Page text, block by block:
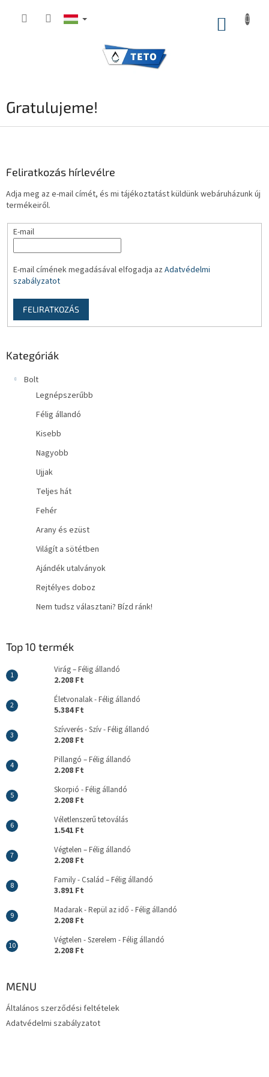
KOSÁR
Gratulujeme!
Feliratkozás hírlevélre
Adja meg az e-mail címét, és mi tájékoztatást küldünk webáruházunk új
termékeiről.
E-mail
E-mail címének megadásával elfogadja az Adatvédelmi
szabályzatot
FELIRATKOZÁS
Kategóriák
Bolt
Legnépszerűbb
Félig állandó
Kisebb
Nagyobb
Ujjak
Teljes hát
Fehér
Arany és ezüst
Világít a sötétben
Ajándék utalványok
Rejtélyes doboz
Nem tudsz választani? Bízd ránk!
Top 10 termék
Virág – Félig állandó
2.208 Ft
Életvonalak - Félig állandó
5.384 Ft
Szívverés - Szív - Félig állandó
2.208 Ft
Pillangó – Félig állandó
2.208 Ft
Skorpió - Félig állandó
2.208 Ft
Véletlenszerű tetoválás
1.541 Ft
Végtelen – Félig állandó
2.208 Ft
Family - Család – Félig állandó
3.891 Ft
Madarak - Repül az idő - Félig állandó
2.208 Ft
Végtelen - Szerelem - Félig állandó
2.208 Ft
MENU
Általános szerződési feltételek
Adatvédelmi szabályzatot